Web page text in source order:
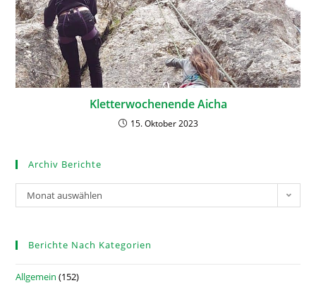
Kletterwochenende Aicha
15. Oktober 2023
Archiv Berichte
Monat auswählen
Berichte Nach Kategorien
Allgemein (152)